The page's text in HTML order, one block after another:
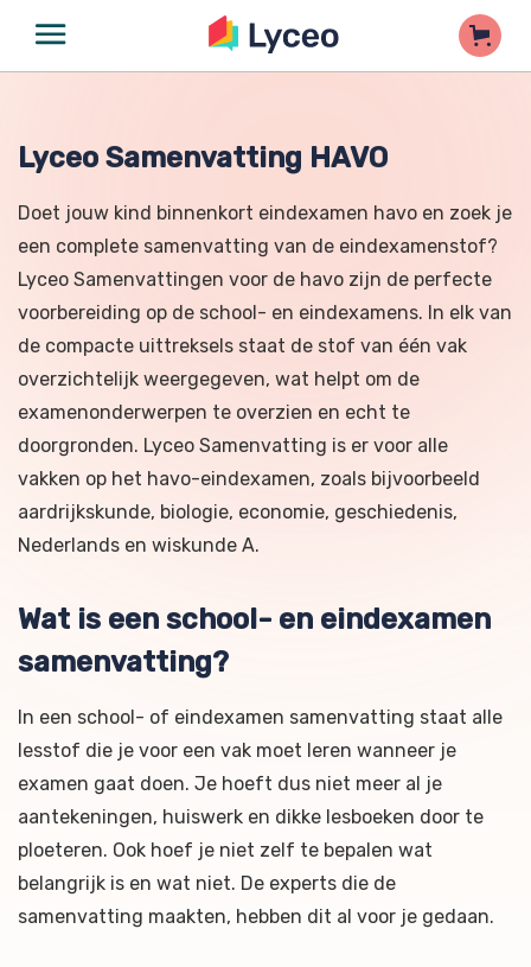
Lyceo Samenvatting HAVO
Doet jouw kind binnenkort eindexamen havo en zoek je
een complete samenvatting van de eindexamenstof?
Lyceo Samenvattingen voor de havo zijn de perfecte
voorbereiding op de school- en eindexamens. In elk van
de compacte uittreksels staat de stof van één vak
overzichtelijk weergegeven, wat helpt om de
examenonderwerpen te overzien en echt te
doorgronden. Lyceo Samenvatting is er voor alle
vakken op het havo-eindexamen, zoals bijvoorbeeld
aardrijkskunde, biologie, economie, geschiedenis,
Nederlands en wiskunde A.
Wat is een school- en eindexamen
samenvatting?
In een school- of eindexamen samenvatting staat alle
lesstof die je voor een vak moet leren wanneer je
examen gaat doen. Je hoeft dus niet meer al je
aantekeningen, huiswerk en dikke lesboeken door te
ploeteren. Ook hoef je niet zelf te bepalen wat
belangrijk is en wat niet. De experts die de
samenvatting maakten, hebben dit al voor je gedaan.